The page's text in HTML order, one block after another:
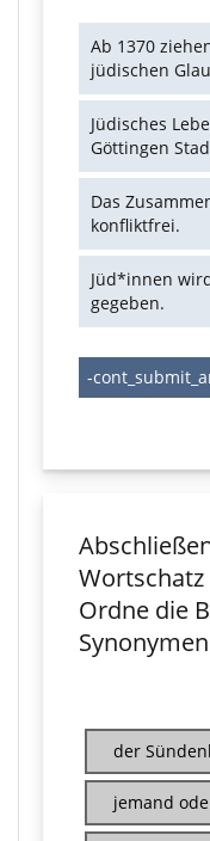
Ab 1370
jüdischen
Jüdisches
Göttingen
Das
konfliktfrei.
Jüd*innen
gegeben.
Ordne die
der
jemand